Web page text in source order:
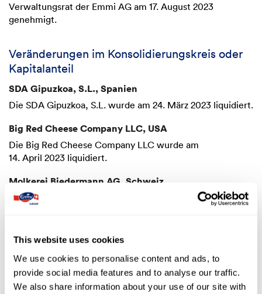
This website uses cookies
We use cookies to personalise content and ads, to
provide social media features and to analyse our traffic.
We also share information about your use of our site with
Verwaltungsrat der Emmi AG am 17. August 2023
genehmigt.
Veränderungen im Konsolidierungskreis oder
Kapitalanteil
SDA Gipuzkoa, S.L., Spanien
Die SDA Gipuzkoa, S.L. wurde am 24. März 2023 liquidiert.
Big Red Cheese Company LLC, USA
Die Big Red Cheese Company LLC wurde am
14. April 2023 liquidiert.
Molkerei Biedermann AG, Schweiz
Die Molkerei Biedermann AG wurde am 2. Juni 2023 mit
Comalca 2000, S.A. de C.V. und Comalca Gourmet,
S.A. de C.V., Mexiko
Am 7. Juni 2023 hat die Mexideli 2000 Holding S.A. de
C.V., an der Emmi 51 % der Anteile hält, ihre Beteiligungen
an der Comalca 2000, S.A. de C.V. und der Comalca